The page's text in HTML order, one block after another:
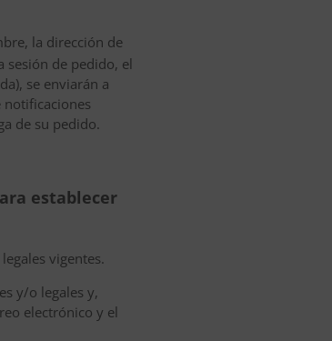
la dirección de
sesión de pedido, el
se enviarán a
notificaciones
de su pedido.
establecer
vigentes.
y/o legales y,
electrónico y el